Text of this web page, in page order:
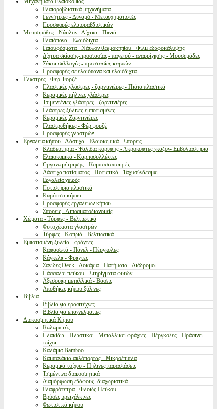
Μηχανήματα Ελαιοκομίας
Ελαιοραβδιστικά μηχανήματα
Γεννήτριες - Δυναμό - Μετασχηματιστές
Προσφορές ελαιοραβδιστικών
Μουσαμάδες - Νάυλον - Δίχτυα - Πανιά
Ελαιόπανα - Ελαιόδιχτα
Γαιουφάσματα - Νάυλον θερμοκηπίου - Φίλμ εδαφοκάλυψης
Δίχτυα σκίασης-προστασίας - παγετού - αναρρίχησης - Μουσαμάδες
Σάκοι συλλογής - προστασίας καρπών
Προσφορές σε ελαιόπανα και ελαιόδιχτα
Γλάστρες - Φερ Φορζέ
Πλαστικές γλάστρες - ζαρντινιέρες - Πιάτα πλαστικά
Κεραμικές πήλινες γλάστρες
Τσιμεντένιες γλάστρες - ζαρντινιέρες
Γλάστρες ξύλινες εμποτισμένες
Κεραμικές Ζαρντινιέρες
Γλαστροθήκες - Φέρ φορζέ
Προσφορές γλαστρών
Εργαλεία κήπου - Λάστιχα - Ελαιοκομικά - Σπορείς
Κλαδευτήρια - Ψαλίδια κορυφής - Ακροκόφτες γκαζόν- Εμβολιαστήρια
Ελαιοκομικά - Καρποσυλλέκτες
Όργανα μέτρησης - Κομποστοποιητές
Λάστιχα ποτίσματος - Ποτιστικά - Ταχυσύνδεσμοι
Εργαλεία χειρός
Ποτιστήρια πλαστικά
Καρότσια κήπου
Προσφορές εργαλείων κήπου
Σπορείς - Λιπασματοδιανομείς
Χώματα - Τύρφες - Βελτιωτικά
Φυτοχώματα γλαστρών
Τύρφες - Κοπριά - Βελτιωτικά
Εμποτισμένη ξυλεία - φράχτες
Καφασωτά - Πάνελ - Πέργκολες
Κάγκελα - Φράχτες
Σανίδες Deck - Δοκάρια - Πατήματα - Διάδρομοι
Πάσσαλοι πεύκου - Στηρίγματα φυτών
Αξεσουάρ μεταλλικά - Βάσεις
Αποθήκες κήπου ξύλινες
Βιβλία
Βιβλία για ερασιτέχνες
Βιβλία για επαγγελματίες
Διακοσμητικά Κήπου
Καλαμωτές
Πλακίδια - Πλαστικοί - Μεταλλικοί φράχτες - Πέργκολες - Πράσινοι
τοίχοι
Καλάμια Bamboo
Καμπανάκια αυλόπορτας - Μικροέπιπλα
Κεραμικά τοίχου - Πήλινες παραστάσεις
Τσιμέντινα διακοσμητικά
Διαμόρφωση εδάφους -διαχωριστικά.
Ελαφρόπετρα - Φλοιός Πεύκου
Βρύσες ορειχάλκινες
Φωτιστικά κήπου